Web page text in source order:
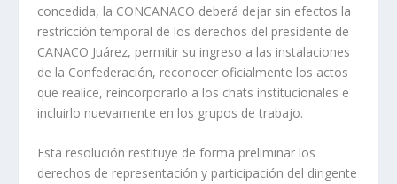
concedida, la CONCANACO deberá dejar sin efectos la
restricción temporal de los derechos del presidente de
CANACO Juárez, permitir su ingreso a las instalaciones
de la Confederación, reconocer oficialmente los actos
que realice, reincorporarlo a los chats institucionales e
incluirlo nuevamente en los grupos de trabajo.
Esta resolución restituye de forma preliminar los
derechos de representación y participación del dirigente